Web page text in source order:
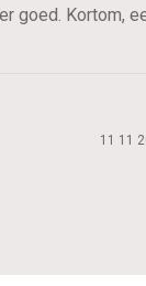
goed. Kortom,
11 11